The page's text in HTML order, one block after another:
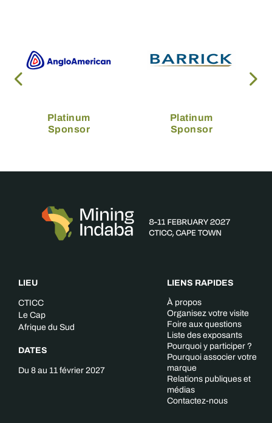
Platinum
Sponsor
Platinum
Sponsor
LIEU
CTICC
Le Cap
Afrique du Sud
DATES
Du 8 au 11 février 2027
LIENS RAPIDES
À propos
Organisez votre visite
Foire aux questions
Liste des exposants
Pourquoi y participer ?
Pourquoi associer votre
marque
Relations publiques et
médias
Contactez-nous